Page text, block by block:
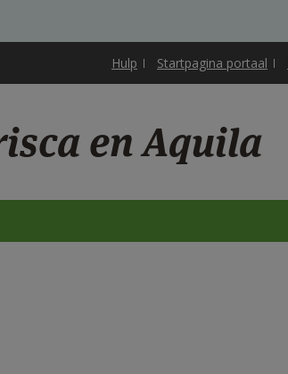
Hulp Startpagina portaal
en Aquila